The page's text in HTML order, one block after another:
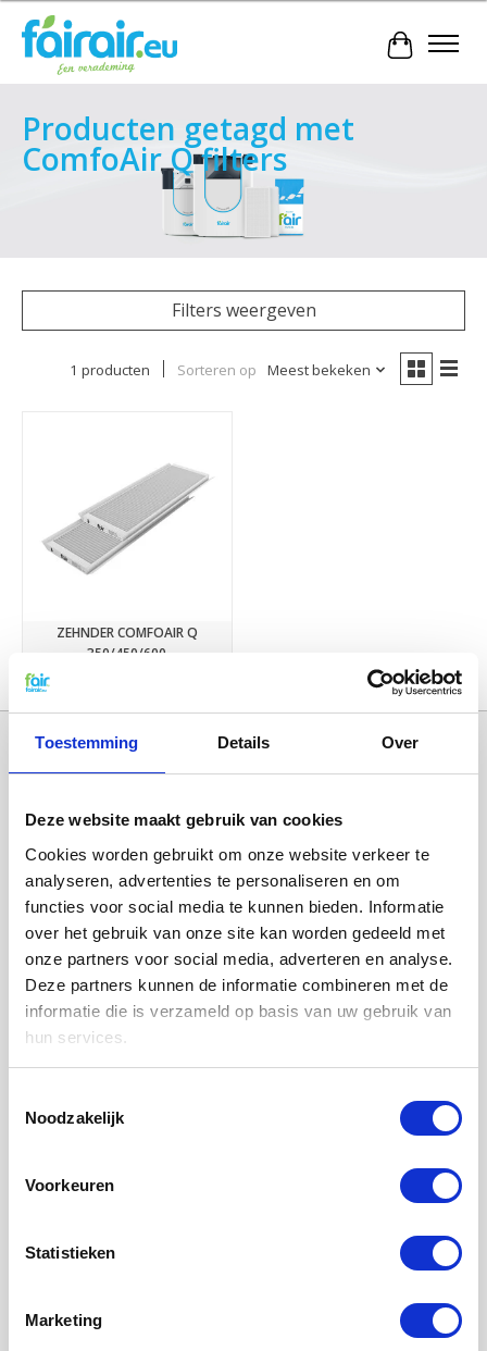
Toestemming Details Over
Deze website maakt gebruik van cookies
Cookies worden gebruikt om onze website verkeer te
analyseren, advertenties te personaliseren en om
functies voor social media te kunnen bieden. Informatie
over het gebruik van onze site kan worden gedeeld met
onze partners voor social media, adverteren en analyse.
Deze partners kunnen de informatie combineren met de
informatie die is verzameld op basis van uw gebruik van
hun services.
Noodzakelijk
Voorkeuren
Statistieken
Marketing
Producten getagd met
ComfoAir Q filters
Filters weergeven
1 producten Sorteren op Meest bekeken
ZEHNDER COMFOAIR Q
350/450/600
Categorieën
WTW FILTERS
LUCHTVERWARMING FILTERS
KEGELFILTERS - CONISCHE FILTERS
INFORMATIE OVER WTW VENTILATIE